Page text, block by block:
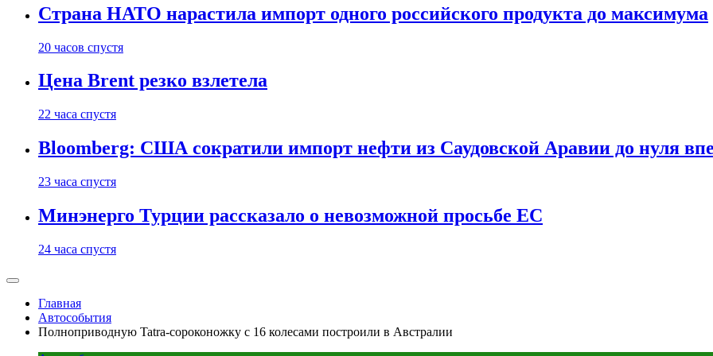
Страна НАТО нарастила импорт одного российского продукта до максимума
20 часов спустя
Цена Brent резко взлетела
22 часа спустя
Bloomberg: США сократили импорт нефти из Саудовской Аравии до нуля
23 часа спустя
Минэнерго Турции рассказало о невозможной просьбе ЕС
24 часа спустя
Главная
Автособытия
Полноприводную Tatra-сороконожку с 16 колесами построили в Австралии